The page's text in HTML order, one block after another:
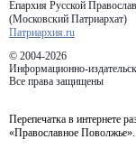
Епархия Русской
(Московский Патриархат)
Патриархия.ru
© 2004-2026
Информационно-
Все права защищены
Перепечатка в интернете
«Православное Поволжье».